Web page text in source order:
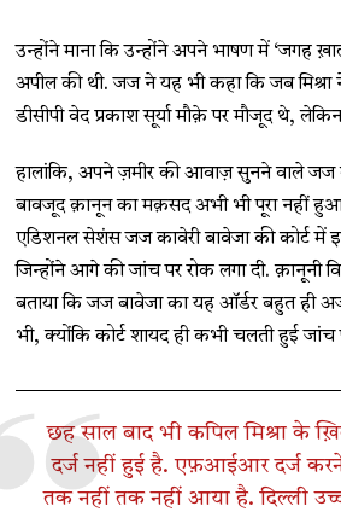
उन्होंने माना कि उन्होंने अपने भाषण में ‘जगह
अपील की थी. जज ने यह भी कहा कि जब मिश्रा
डीसीपी वेद प्रकाश सूर्या मौक़े पर मौजूद थे,
हालांकि, अपने ज़मीर की आवाज़ सुनने वाले
बावजूद क़ानून का मक़सद अभी भी पूरा नहीं हुआ
एडिशनल सेशंस जज कावेरी बावेजा की कोर्ट में
जिन्होंने आगे की जांच पर रोक लगा दी. क़ानूनी
बताया कि जज बावेजा का यह ऑर्डर बहुत ही
भी, क्योंकि कोर्ट शायद ही कभी चलती हुई जांच
छह साल बाद भी कपिल मिश्रा के
दर्ज नहीं हुई है. एफ़आईआर दर्ज
तक नहीं तक नहीं आया है. दिल्ली